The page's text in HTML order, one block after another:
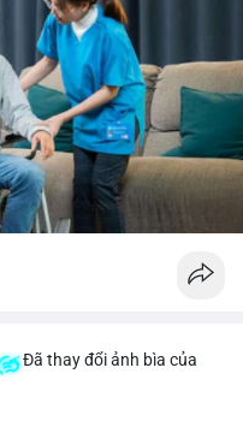
Đã thay đổi ảnh bìa của